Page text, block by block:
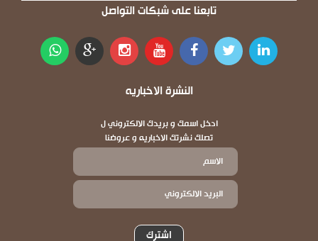
تابعنا على شبكات التواصل
النشرة الاخباريه
ادخل اسمك و بريدك الالكتروني ل
تصلك نشرتك الاخباريه و عروضنا
اشترك